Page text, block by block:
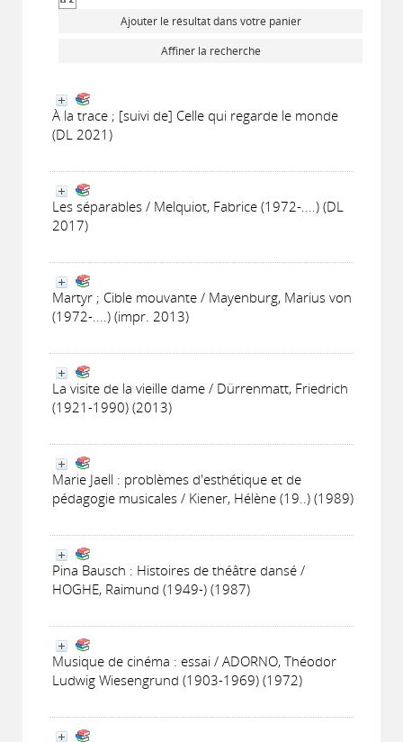
Ajouter le résultat dans votre panier
Affiner la recherche
À la trace ; [suivi de] Celle qui regarde le monde
(DL 2021)
Les séparables / Melquiot, Fabrice (1972-....) (DL
2017)
Martyr ; Cible mouvante / Mayenburg, Marius von
(1972-....) (impr. 2013)
La visite de la vieille dame / Dürrenmatt, Friedrich
(1921-1990) (2013)
Marie Jaell : problèmes d'esthétique et de
pédagogie musicales / Kiener, Hélène (19..) (1989)
Pina Bausch : Histoires de théâtre dansé /
HOGHE, Raimund (1949-) (1987)
Musique de cinéma : essai / ADORNO, Théodor
Ludwig Wiesengrund (1903-1969) (1972)